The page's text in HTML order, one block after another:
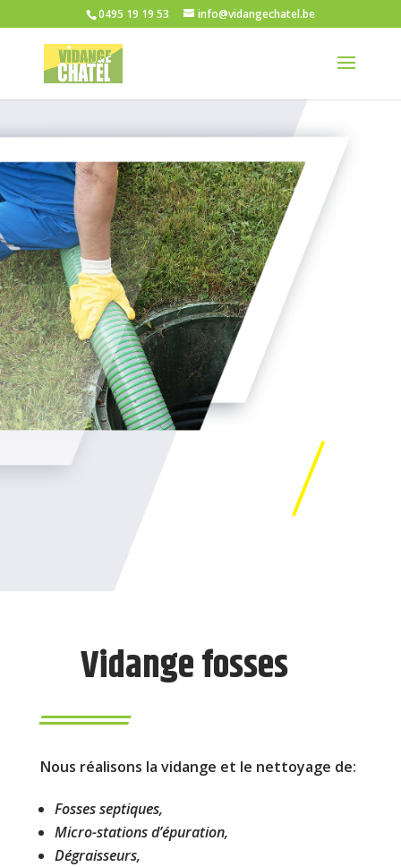
0495 19 19 53 info@vidangechatel.be
Vidange fosses
Nous réalisons la vidange et le nettoyage de:
Fosses septiques,
Micro-stations d’épuration,
Dégraisseurs,